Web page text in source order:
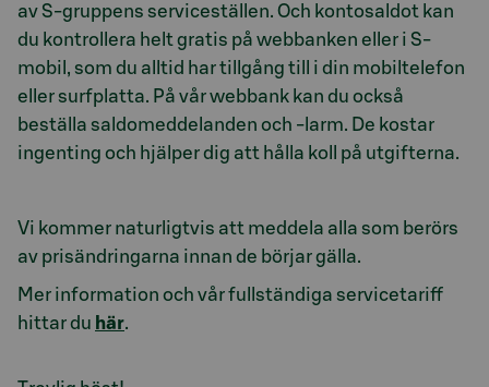
av S-gruppens serviceställen. Och kontosaldot kan
du kontrollera helt gratis på webbanken eller i S-
mobil, som du alltid har tillgång till i din mobiltelefon
eller surfplatta. På vår webbank kan du också
beställa saldomeddelanden och -larm. De kostar
ingenting och hjälper dig att hålla koll på utgifterna.
Vi kommer naturligtvis att meddela alla som berörs
av prisändringarna innan de börjar gälla.
Mer information och vår fullständiga servicetariff
hittar du här.